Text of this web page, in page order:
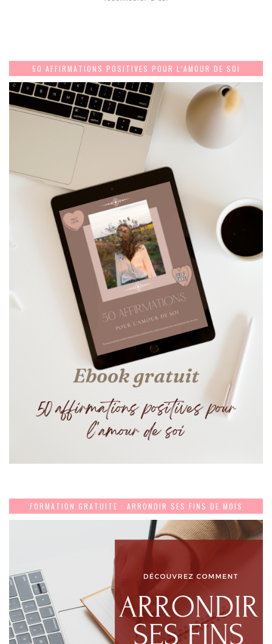
50 AFFIRMATIONS POSITIVES POUR L’AMOUR DE SOI
FORMATION GRATUITE : ARRONDIR SES FINS DE MOIS